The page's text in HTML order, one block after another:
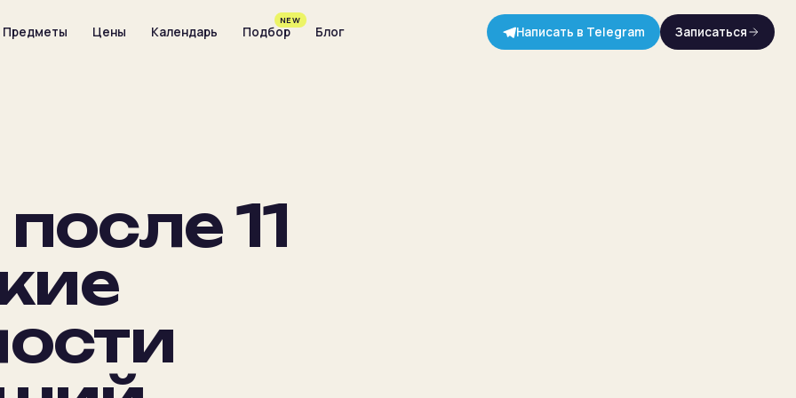
Предметы Цены Календарь Подбор
NEW
Блог Написать в Telegram Записаться
11